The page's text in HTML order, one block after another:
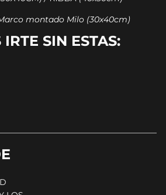
montado Milo (30x40cm)
SIN ESTAS: